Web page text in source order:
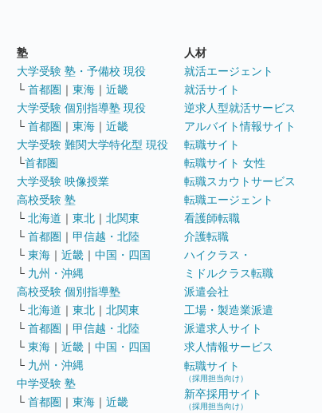
塾
大学受験 塾・予備校 現役
└ 首都圏 ｜ 東海 ｜ 近畿
大学受験 個別指導塾 現役
└ 首都圏 ｜ 東海 ｜ 近畿
大学受験 難関大学特化型 現役
└首都圏
大学受験 映像授業
高校受験 塾
└ 北海道 ｜ 東北 ｜ 北関東
└ 首都圏 ｜ 甲信越・北陸
└ 東海 ｜ 近畿 ｜ 中国・四国
└ 九州・沖縄
高校受験 個別指導塾
└ 北海道 ｜ 東北 ｜ 北関東
└ 首都圏 ｜ 甲信越・北陸
└ 東海 ｜ 近畿 ｜ 中国・四国
└ 九州・沖縄
中学受験 塾
└ 首都圏 ｜ 東海 ｜ 近畿
人材
就活エージェント
就活サイト
逆求人型就活サービス
アルバイト情報サイト
転職サイト
転職サイト 女性
転職スカウトサービス
転職エージェント
看護師転職
介護転職
ハイクラス・
ミドルクラス転職
派遣会社
工場・製造業派遣
派遣求人サイト
求人情報サービス
転職サイト
（採用担当向け）
新卒採用サイト
（採用担当向け）